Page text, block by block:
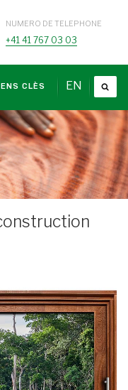
NUMERO DE TELEPHONE
+41 41 767 03 03
EN
CLÈS